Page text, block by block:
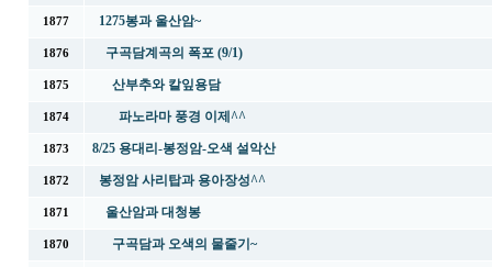
1877 1275봉과 울산암~
1876 구곡담계곡의 폭포 (9/1)
1875 산부추와 칼잎용담
1874 파노라마 풍경 이제^^
1873 8/25 용대리-봉정암-오색 설악산
1872 봉정암 사리탑과 용아장성^^
1871 울산암과 대청봉
1870 구곡담과 오색의 물줄기~